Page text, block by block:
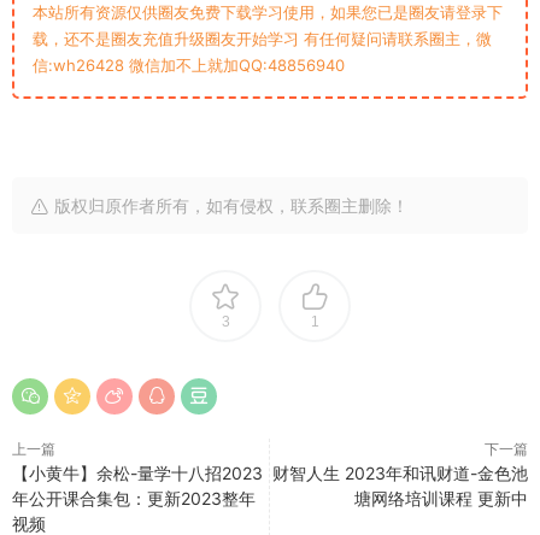
本站所有资源仅供圈友免费下载学习使用，如果您已是圈友请登录下
载，还不是圈友充值升级圈友开始学习 有任何疑问请联系圈主，微
信:wh26428 微信加不上就加QQ:48856940
版权归原作者所有，如有侵权，联系圈主删除！
3 1
上一篇
【小黄牛】余松-量学十八招2023
年公开课合集包：更新2023整年
视频
下一篇
财智人生 2023年和讯财道-金色池
塘网络培训课程 更新中